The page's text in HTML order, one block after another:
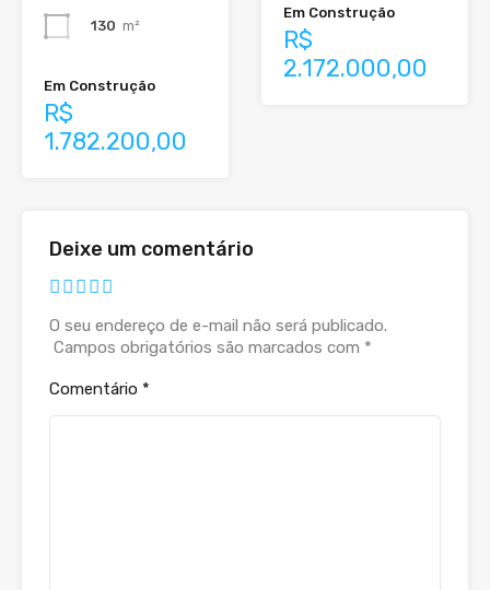
130 m²
Em Construção
R$
1.782.200,00
Em Construção
R$
2.172.000,00
Deixe um comentário
O seu endereço de e-mail não será publicado.
Campos obrigatórios são marcados com *
Comentário *